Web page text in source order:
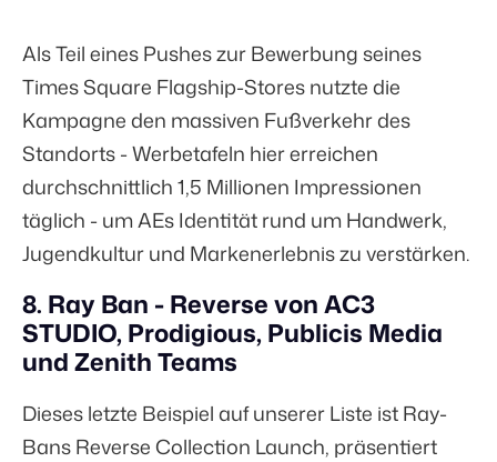
Als Teil eines Pushes zur Bewerbung seines
Times Square Flagship-Stores nutzte die
Kampagne den massiven Fußverkehr des
Standorts - Werbetafeln hier erreichen
durchschnittlich1,5 Millionen Impressionen
täglich - um AEs Identität rund um Handwerk,
Jugendkultur und Markenerlebnis zu verstärken.
8. Ray Ban - Reverse von AC3
STUDIO, Prodigious, Publicis Media
und Zenith Teams
Dieses letzte Beispiel auf unserer Liste ist Ray-
Bans Reverse Collection Launch, präsentiert